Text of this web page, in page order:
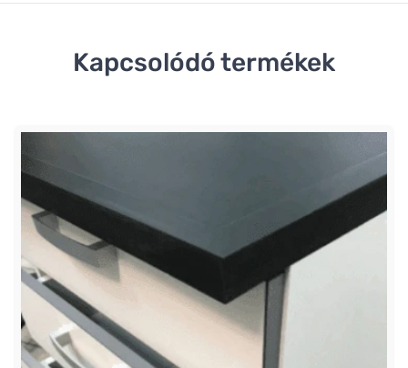
Kapcsolódó termékek